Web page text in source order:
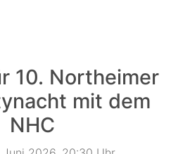
10. Northeimer
mit dem
NHC